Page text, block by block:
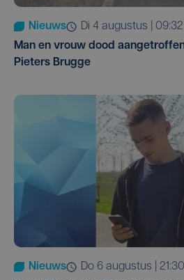
Nieuws
di 4 augustus | 09:32
Man en vrouw dood
Pieters Brugge
Nieuws
do 6 augustus | 21:30